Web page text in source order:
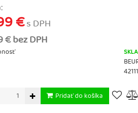
€s DPH
€ bez DPH
Pridať do košíka